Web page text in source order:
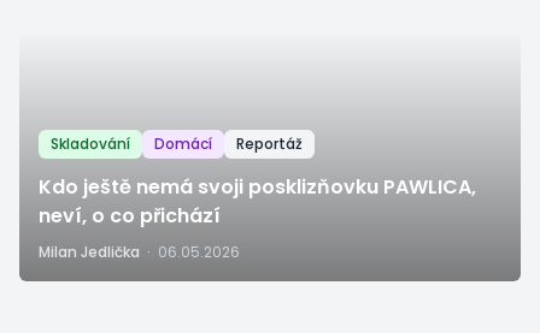
Skladování Domácí Reportáž
Kdo ještě nemá svoji posklizňovku PAWLICA,
neví, o co přichází
Milan Jedlička · 06.05.2026